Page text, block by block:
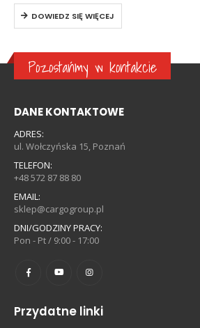
DOWIEDZ SIĘ WIĘCEJ
Pozostańmy w kontakcie
DANE KONTAKTOWE
ADRES:
ul. Wołczyńska 15, Poznań
TELEFON:
+48 572 87 88 80
EMAIL:
sklep@cargogroup.pl
DNI/GODZINY PRACY:
Pon - Pt / 9:00 - 17:00
Przydatne linki